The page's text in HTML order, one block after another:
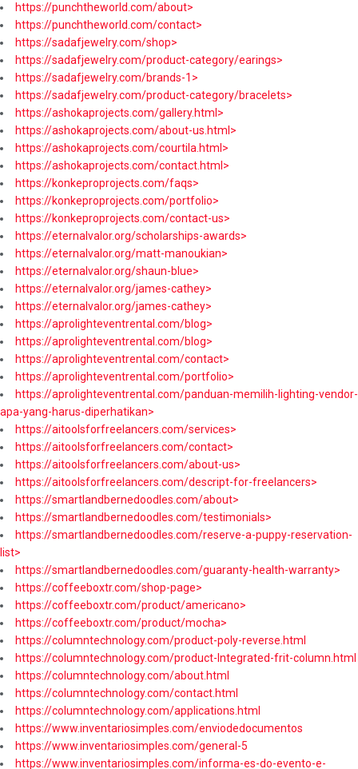
https://punchtheworld.com/about>
https://punchtheworld.com/contact>
https://sadafjewelry.com/shop>
https://sadafjewelry.com/product-category/earings>
https://sadafjewelry.com/brands-1>
https://sadafjewelry.com/product-category/bracelets>
https://ashokaprojects.com/gallery.html>
https://ashokaprojects.com/about-us.html>
https://ashokaprojects.com/courtila.html>
https://ashokaprojects.com/contact.html>
https://konkeproprojects.com/faqs>
https://konkeproprojects.com/portfolio>
https://konkeproprojects.com/contact-us>
https://eternalvalor.org/scholarships-awards>
https://eternalvalor.org/matt-manoukian>
https://eternalvalor.org/shaun-blue>
https://eternalvalor.org/james-cathey>
https://eternalvalor.org/james-cathey>
https://aprolighteventrental.com/blog>
https://aprolighteventrental.com/blog>
https://aprolighteventrental.com/contact>
https://aprolighteventrental.com/portfolio>
https://aprolighteventrental.com/panduan-memilih-lighting-vendor-
apa-yang-harus-diperhatikan>
https://aitoolsforfreelancers.com/services>
https://aitoolsforfreelancers.com/contact>
https://aitoolsforfreelancers.com/about-us>
https://aitoolsforfreelancers.com/descript-for-freelancers>
https://smartlandbernedoodles.com/about>
https://smartlandbernedoodles.com/testimonials>
https://smartlandbernedoodles.com/reserve-a-puppy-reservation-
list>
https://smartlandbernedoodles.com/guaranty-health-warranty>
https://coffeeboxtr.com/shop-page>
https://coffeeboxtr.com/product/americano>
https://coffeeboxtr.com/product/mocha>
https://columntechnology.com/product-poly-reverse.html
https://columntechnology.com/product-Integrated-frit-column.html
https://columntechnology.com/about.html
https://columntechnology.com/contact.html
https://columntechnology.com/applications.html
https://www.inventariosimples.com/enviodedocumentos
https://www.inventariosimples.com/general-5
https://www.inventariosimples.com/informa-es-do-evento-e-